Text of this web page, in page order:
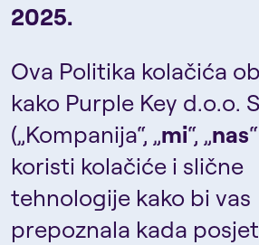
2025.
Ova Politika kolačića
kako Purple Key d.o.o.
(„Kompanija“, „mi“, „nas
koristi kolačiće i slične
tehnologije kako bi vas
prepoznala kada